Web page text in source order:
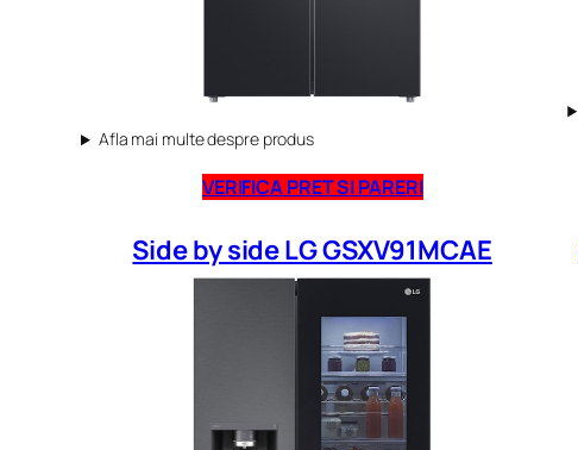
Afla mai multe despre produs
VERIFICA PRET SI PARERI
Side by side LG GSXV91MCAE